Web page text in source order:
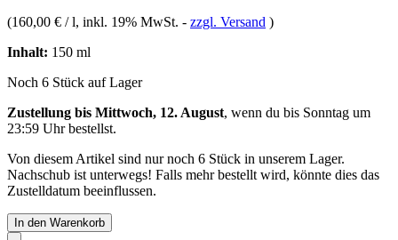
(160,00 € / l, inkl. 19% MwSt. - zzgl. Versand )
Inhalt: 150 ml
Noch 6 Stück auf Lager
Zustellung bis Mittwoch, 12. August, wenn du bis Sonntag um
23:59 Uhrbestellst.
Von diesem Artikel sind nur noch 6 Stück in unserem Lager.
Nachschub ist unterwegs! Falls mehr bestellt wird, könnte dies das
Zustelldatum beeinflussen.
In den Warenkorb